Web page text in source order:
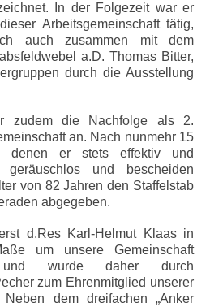
In der Folgezeit war er
Arbeitsgemeinschaft tätig,
auch zusammen mit dem
a.D. Thomas Bitter,
durch die Ausstellung
zudem die Nachfolge als 2.
an. Nach nunmehr 15
denen er stets effektiv und
und bescheiden
von 82 Jahren den Staffelstab
abgegeben.
d.Res Karl-Helmut Klaas in
um unsere Gemeinschaft
und wurde daher durch
zum Ehrenmitglied unserer
Neben dem dreifachen „Anker